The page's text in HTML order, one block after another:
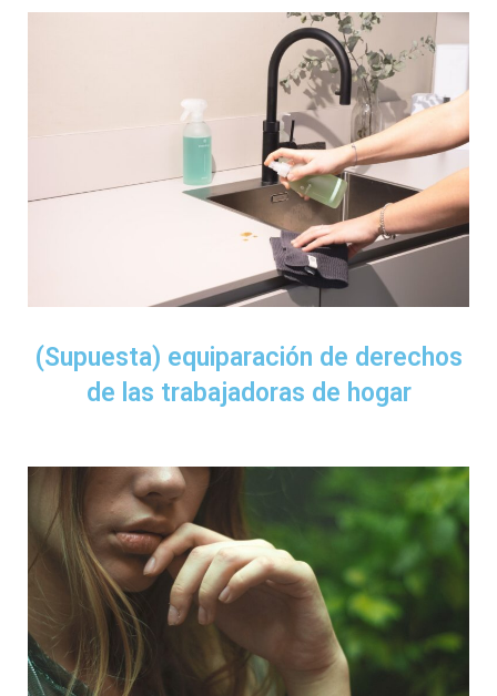
(Supuesta) equiparación de derechos
de las trabajadoras de hogar